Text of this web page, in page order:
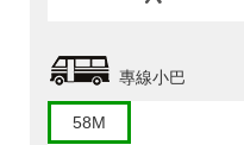
專線小巴
58M